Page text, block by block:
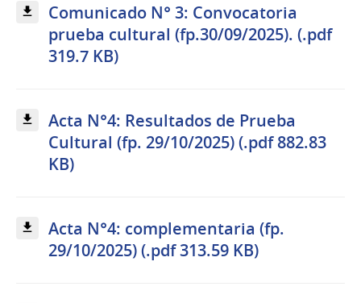
Comunicado N° 3: Convocatoria
prueba cultural (fp.30/09/2025). (.pdf
319.7 KB)
Acta N°4: Resultados de Prueba
Cultural (fp. 29/10/2025) (.pdf 882.83
KB)
Acta N°4: complementaria (fp.
29/10/2025) (.pdf 313.59 KB)